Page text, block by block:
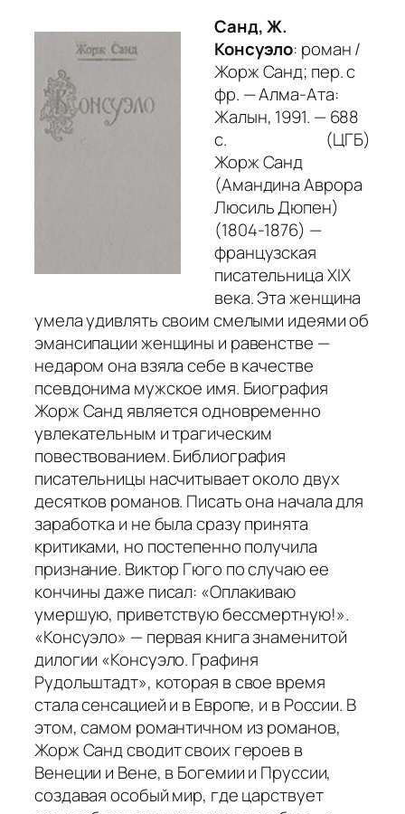
Санд, Ж.
Консуэло: роман /
Жорж Санд; пер. с
фр. — Алма-Ата:
Жалын, 1991. — 688
с. (ЦГБ)
Жорж Санд
(Амандина Аврора
Люсиль Дюпен)
(1804-1876) —
французская
писательница XIX
века. Эта женщина
умела удивлять своим смелыми идеями об
эмансипации женщины и равенстве —
недаром она взяла себе в качестве
псевдонима мужское имя. Биография
Жорж Санд является одновременно
увлекательным и трагическим
повествованием. Библиография
писательницы насчитывает около двух
десятков романов. Писать она начала для
заработка и не была сразу принята
критиками, но постепенно получила
признание. Виктор Гюго по случаю ее
кончины даже писал: «Оплакиваю
умершую, приветствую бессмертную!».
«Консуэло» — первая книга знаменитой
дилогии «Консуэло. Графиня
Рудольштадт», которая в свое время
стала сенсацией и в Европе, и в России. В
этом, самом романтичном из романов,
Жорж Санд сводит своих героев в
Венеции и Вене, в Богемии и Пруссии,
создавая особый мир, где царствует